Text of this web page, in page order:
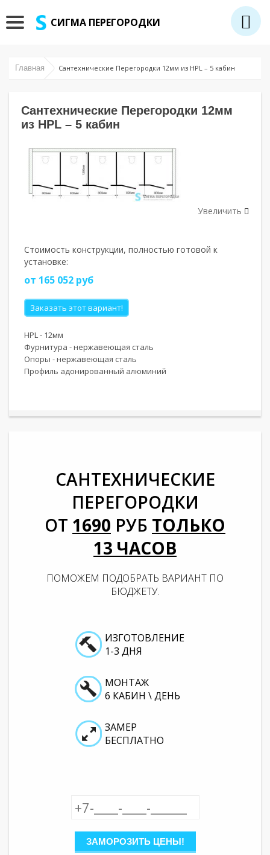
СИГМА ПЕРЕГОРОДКИ
Главная Сантехнические Перегородки 12мм из HPL – 5 кабин
Сантехнические Перегородки 12мм
из HPL – 5 кабин
Увеличить
Стоимость конструкции, полностью готовой к
установке:
от 165 052 руб
Заказать этот вариант!
HPL - 12мм
Фурнитура - нержавеющая сталь
Опоры - нержавеющая сталь
Профиль адонированный алюминий
САНТЕХНИЧЕСКИЕ
ПЕРЕГОРОДКИ
ОТ 1690 РУБ ТОЛЬКО
13 ЧАСОВ
ПОМОЖЕМ ПОДОБРАТЬ ВАРИАНТ ПО
БЮДЖЕТУ.
ИЗГОТОВЛЕНИЕ
1-3 ДНЯ
МОНТАЖ
6 КАБИН \ ДЕНЬ
ЗАМЕР
БЕСПЛАТНО